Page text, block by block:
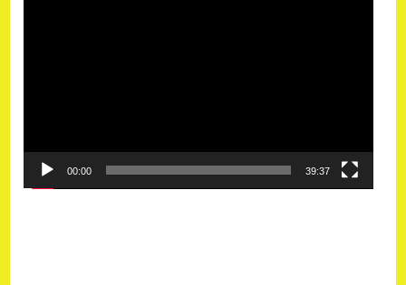
00:00 39:37